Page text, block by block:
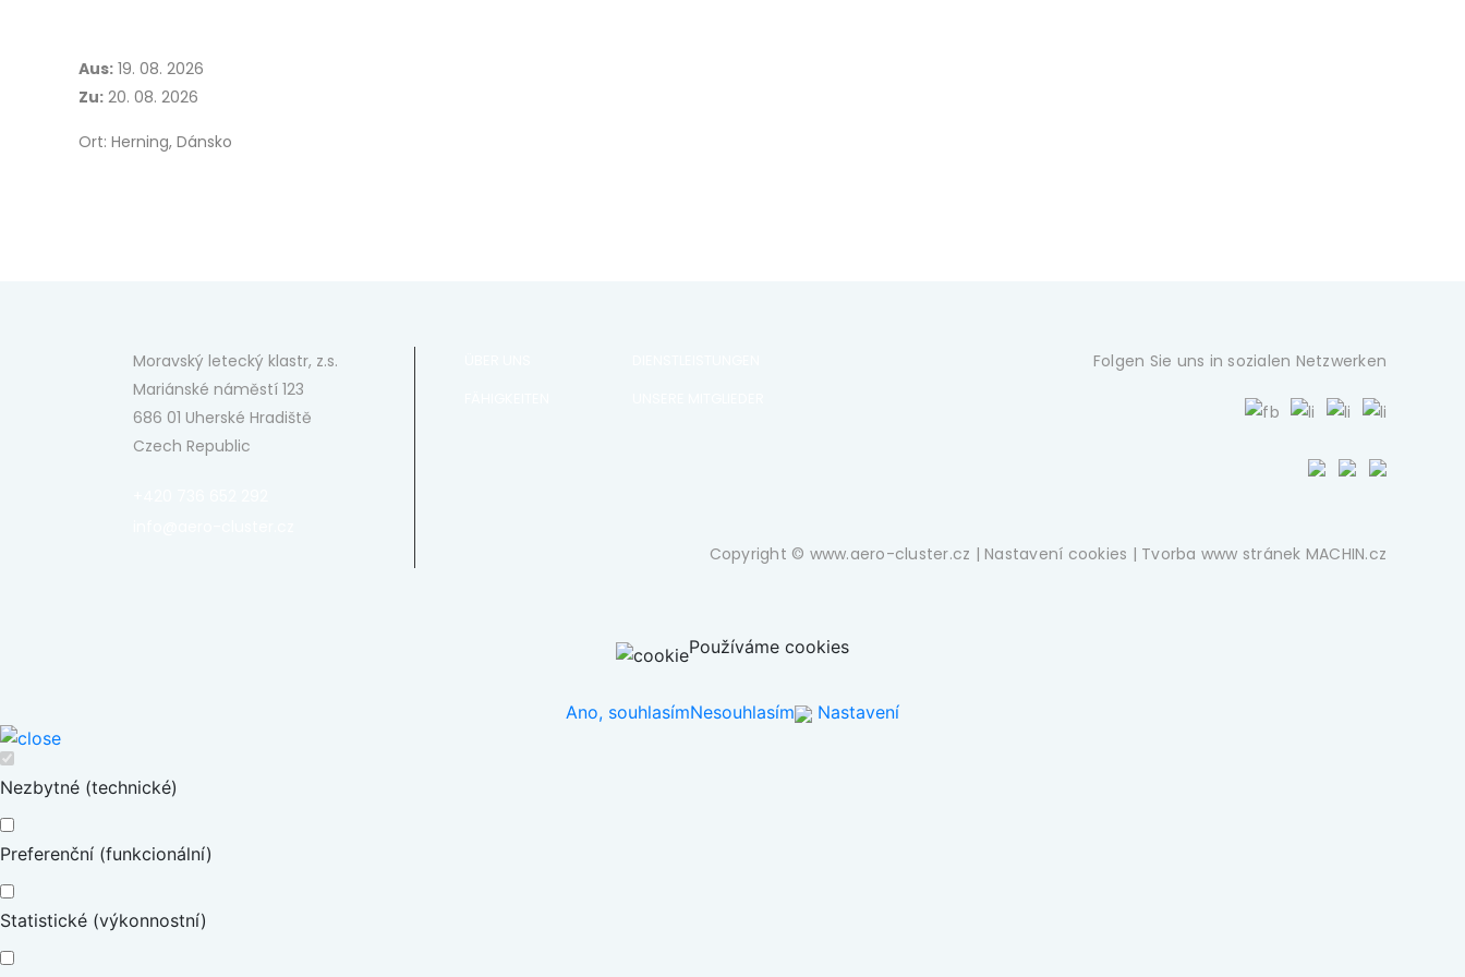
Aus: 19. 08. 2026
Zu: 20. 08. 2026
Ort: Herning, Dánsko
Moravský letecký klastr, z.s.
Mariánské náměstí 123
686 01 Uherské Hradiště
Czech Republic
Folgen Sie uns in sozialen Netzwerken
Copyright © www.aero-cluster.cz | Nastavení cookies | Tvorba www stránek MACHIN.cz
Používáme cookies
Ano, souhlasímNesouhlasím Nastavení
Nezbytné (technické)
Preferenční (funkcionální)
Statistické (výkonnostní)